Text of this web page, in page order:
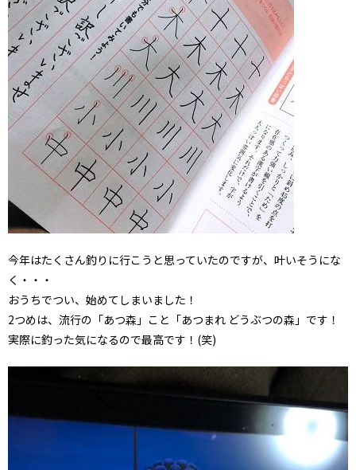
今年はたくさん釣りに行こうと思っていたのですが、叶いそうにな
く・・・
おうちでつい、始めてしまいました！
2つめは、流行の「あつ森」こと「あつまれ どうぶつの森」です！
実際に釣った気になるので最高です！(笑)